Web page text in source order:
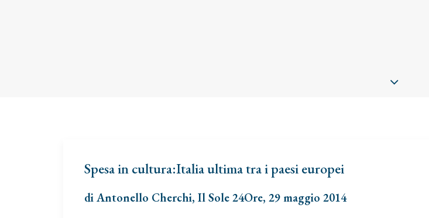
Spesa in cultura:Italia ultima tra i paesi europei
di Antonello Cherchi, Il Sole 24Ore, 29 maggio 2014